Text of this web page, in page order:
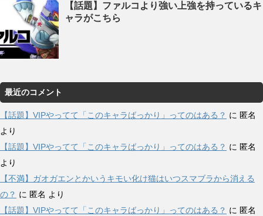
【話題】ファルコより強い上強を持っているキ
ャラがこちら
最近のコメント
【話題】VIPやってて「このキャラばっかり」ってのはある？ に 匿名
より
【話題】VIPやってて「このキャラばっかり」ってのはある？ に 匿名
より
【不満】ガオガエンとかいうキモい化け猫はいつスマブラから消える
の？ に 匿名 より
【話題】VIPやってて「このキャラばっかり」ってのはある？ に 匿名